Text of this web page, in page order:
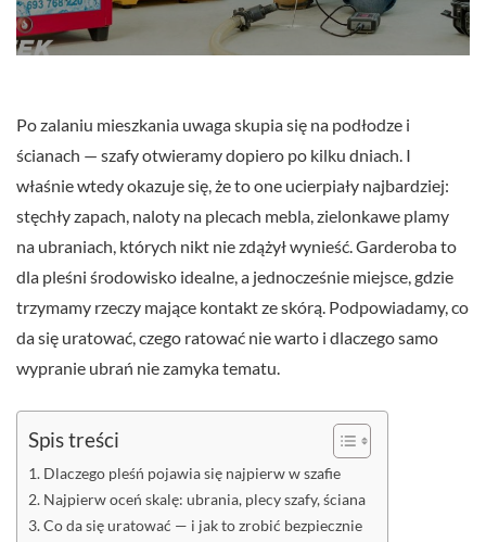
Po zalaniu mieszkania uwaga skupia się na podłodze i
ścianach — szafy otwieramy dopiero po kilku dniach. I
właśnie wtedy okazuje się, że to one ucierpiały najbardziej:
stęchły zapach, naloty na plecach mebla, zielonkawe plamy
na ubraniach, których nikt nie zdążył wynieść. Garderoba to
dla pleśni środowisko idealne, a jednocześnie miejsce, gdzie
trzymamy rzeczy mające kontakt ze skórą. Podpowiadamy, co
da się uratować, czego ratować nie warto i dlaczego samo
wypranie ubrań nie zamyka tematu.
Spis treści
Dlaczego pleśń pojawia się najpierw w szafie
Najpierw oceń skalę: ubrania, plecy szafy, ściana
Co da się uratować — i jak to zrobić bezpiecznie